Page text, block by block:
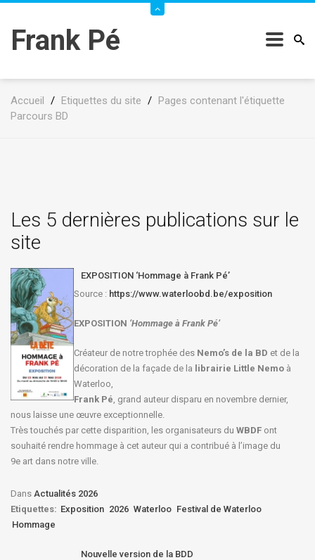
Frank Pé
Accueil / Etiquettes du site / Pages contenant l'étiquette
Parcours BD
Les 5 dernières publications sur le
site
EXPOSITION ‘Hommage à Frank Pé’
Source : https://www.waterloobd.be/exposition
EXPOSITION ‘Hommage à Frank Pé’
Créateur de notre trophée des Nemo’s de la BD et de la
décoration de la façade de la librairie Little Nemo à
Waterloo,
Frank Pé, grand auteur disparu en novembre dernier,
nous laisse une œuvre exceptionnelle.
Très touchés par cette disparition, les organisateurs du WBDF ont
souhaité rendre hommage à cet auteur qui a contribué à l’image du
9e art dans notre ville.
Dans Actualités 2026
Etiquettes: Exposition 2026 Waterloo Festival de Waterloo
Hommage
Nouvelle version de la BDD